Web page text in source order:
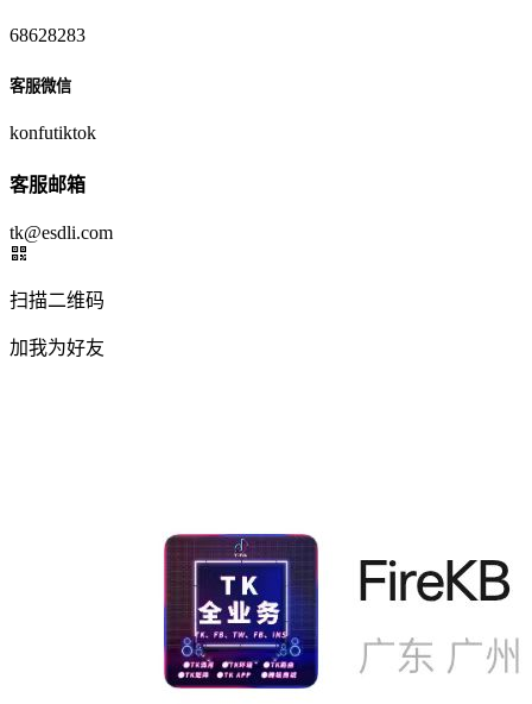
68628283
客服微信
konfutiktok
客服邮箱
tk@esdli.com
扫描二维码
加我为好友